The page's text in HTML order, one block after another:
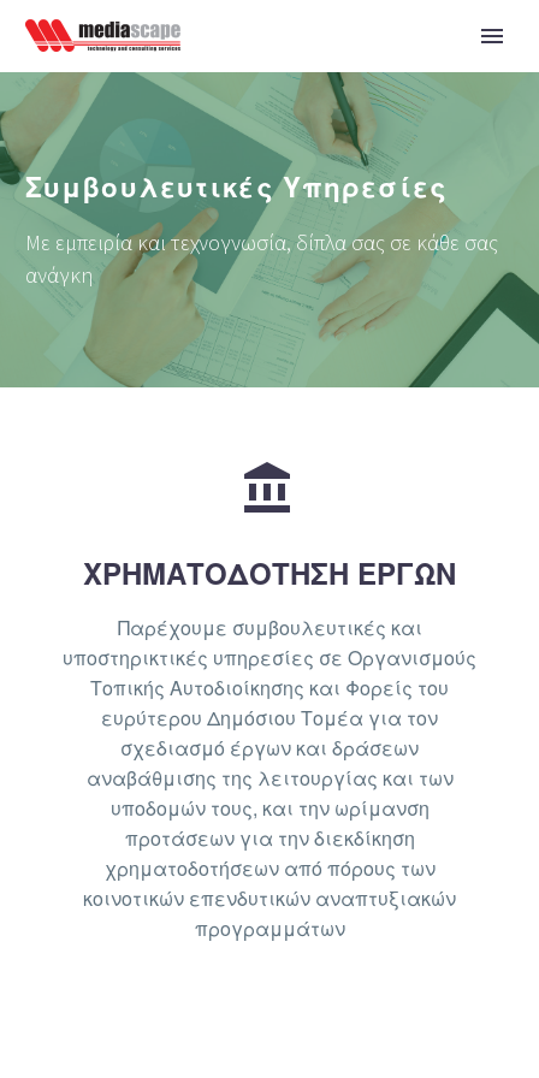
Συμβουλευτικές Υπηρεσίες
Με εμπειρία και τεχνογνωσία, δίπλα σας σε κάθε σας
ανάγκη


ΧΡΗΜΑΤΟΔΟΤΗΣΗ ΕΡΓΩΝ
Παρέχουμε συμβουλευτικές και
υποστηρικτικές υπηρεσίες σε Οργανισμούς
Τοπικής Αυτοδιοίκησης και Φορείς του
ευρύτερου Δημόσιου Τομέα για τον
σχεδιασμό έργων και δράσεων
αναβάθμισης της λειτουργίας και των
υποδομών τους, και την ωρίμανση
προτάσεων για την διεκδίκηση
χρηματοδοτήσεων από πόρους των
κοινοτικών επενδυτικών αναπτυξιακών
προγραμμάτων